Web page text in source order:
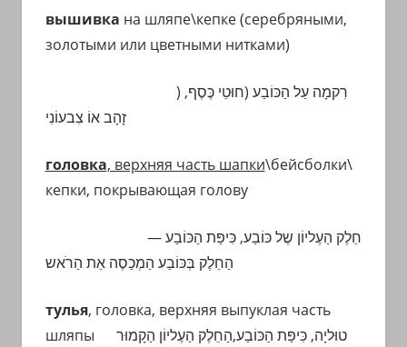
вышивка на шляпе\кепке (серебряными,
золотыми или цветными нитками)
)
זָהָב אוֹ צִבעוֹנִי
головка, верхняя часть шапки\бейсболки\
кепки, покрывающая голову
חֵלֶק הַעֶליוֹן שֶל כּוֹבַע,כִּיפַּת הַכּוֹבַע —
הַחֵלֶק בְּכּוֹבַע הַמְכַסֶה אֵת הַרֹאש
тулья, головка, верхняя выпуклая часть
шляпы
טוּליָה, כִּיפַּת הַכּוֹבַע,הַחֵלֶק הַעֶליוֹן הַקָמוּר